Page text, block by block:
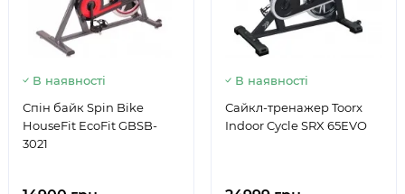
В наявності
Спін байк Spin Bike
HouseFit EcoFit GBSB-
3021
В наявності
Сайкл-тренажер Toorx
Indoor Cycle SRX 65EVO